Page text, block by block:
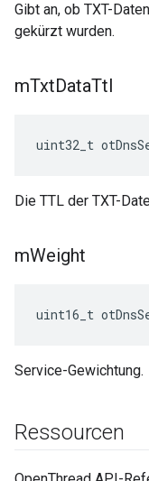
Gibt an, ob TXT-
gekürzt wurden.
mTxtDataTtl
uint32_t
Die TTL der TXT-
mWeight
uint16_t
Service-Gewichtung.
Ressourcen